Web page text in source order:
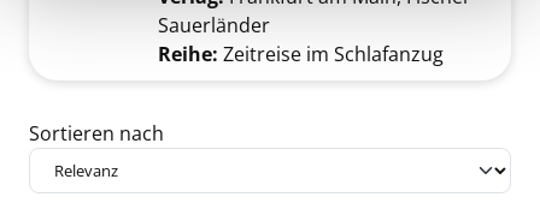
Sauerländer
Reihe: Zeitreise im Schlafanzug
Zu den Suchfiltern springen
Sortieren nach